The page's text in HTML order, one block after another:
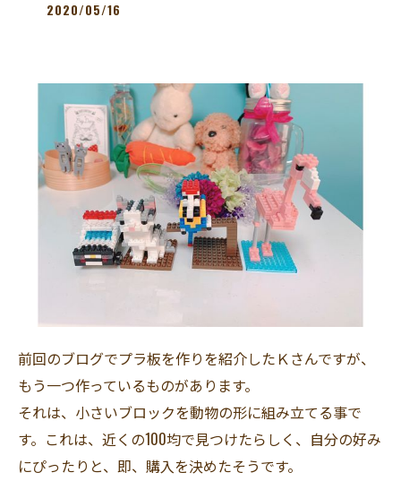
2020/05/16
前回のブログでプラ板を作りを紹介したＫさんですが、
もう一つ作っているものがあります。
それは、小さいブロックを動物の形に組み立てる事で
す。これは、近くの100均で見つけたらしく、自分の好み
にぴったりと、即、購入を決めたそうです。